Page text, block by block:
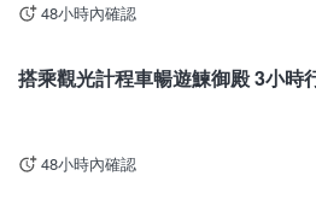
48小時內確認
搭乘觀光計程車暢遊鰊御殿 3小時
48小時內確認